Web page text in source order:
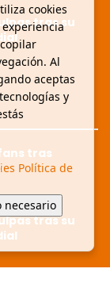
tras su
tras
tras su
cookies
Al
aceptas
y
Política de
necesario